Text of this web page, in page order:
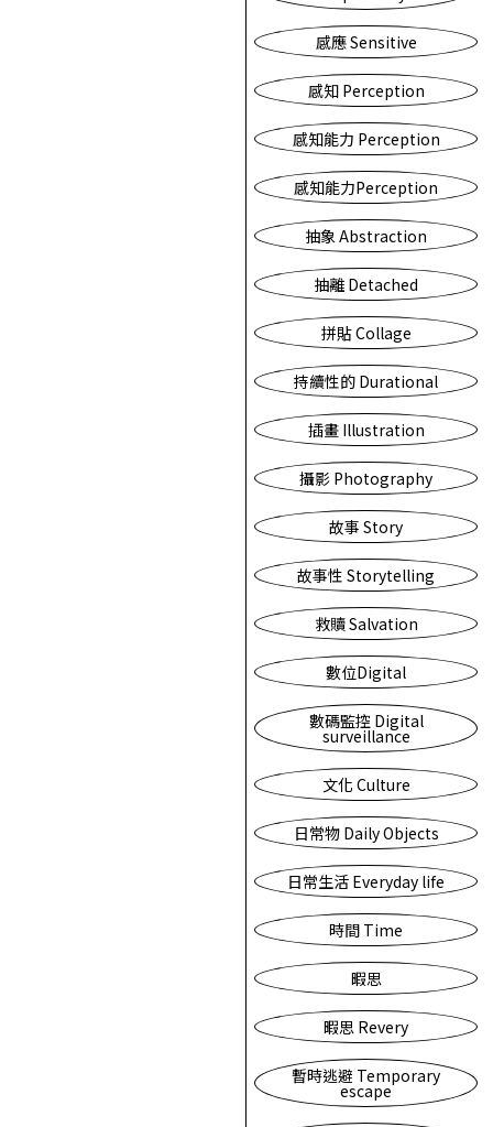
感應 Sensitive
感知 Perception
感知能力 Perception
感知能力Perception
抽象 Abstraction
抽離 Detached
拼貼 Collage
持續性的 Durational
插畫 Illustration
攝影 Photography
故事 Story
故事性 Storytelling
救贖 Salvation
數位Digital
數碼監控 Digital
surveillance
文化 Culture
日常物 Daily Objects
日常生活 Everyday life
時間 Time
暇思
暇思 Revery
暫時逃避 Temporary
escape